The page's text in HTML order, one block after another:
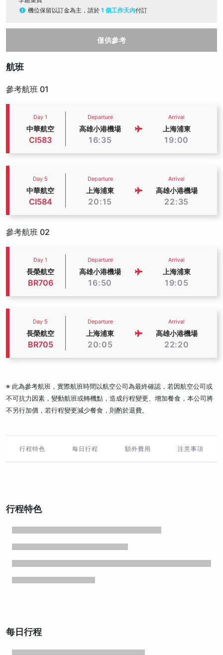
機位保留以訂金為主，請於 1 個工作天內付訂
僅供參考
航班
參考航班 01
Day 1
中華航空
CI583
Departure
高雄小港機場
16:35
Arrival
上海浦東
19:00
Day 5
中華航空
CI584
Departure
上海浦東
20:15
Arrival
高雄小港機場
22:35
參考航班 02
Day 1
長榮航空
BR706
Departure
高雄小港機場
16:50
Arrival
上海浦東
19:05
Day 5
長榮航空
BR705
Departure
上海浦東
20:05
Arrival
高雄小港機場
22:20
※ 此為參考航班，實際航班時間以航空公司為最終確認，若因航空公司或
不可抗力因素，變動航班或轉機點，造成行程變更、增加餐食，本公司將
不另行加價，若行程變更減少餐食，則酌於退費。
行程特色 每日行程 額外費用 注意事項
行程特色
每日行程